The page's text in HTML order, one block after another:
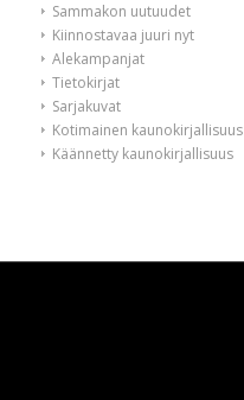
Sammakon uutuudet
Kiinnostavaa juuri nyt
Alekampanjat
Tietokirjat
Sarjakuvat
Kotimainen kaunokirjallisuus
Käännetty kaunokirjallisuus